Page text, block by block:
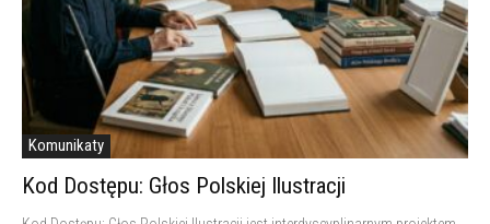
Komunikaty
Kod Dostępu: Głos Polskiej Ilustracji